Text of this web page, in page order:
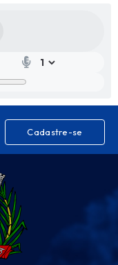
Cadastre-se